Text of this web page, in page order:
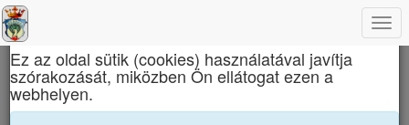
Református Kollégium
Merre szóródtak szét az osztályunk véndiákjai
×
Ez az oldal sütik (cookies) használatával javítja
szórakozását, miközben Ön ellátogat ezen a
webhelyen.